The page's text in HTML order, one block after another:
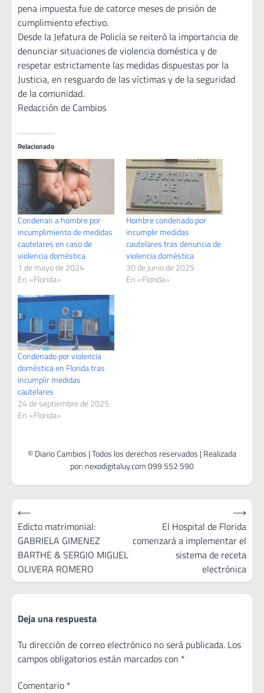
pena impuesta fue de catorce meses de prisión de
cumplimiento efectivo.
Desde la Jefatura de Policía se reiteró la importancia de
denunciar situaciones de violencia doméstica y de
respetar estrictamente las medidas dispuestas por la
Justicia, en resguardo de las víctimas y de la seguridad
de la comunidad.
Redacción de Cambios
Relacionado
Condenan a hombre por
incumplimiento de medidas
cautelares en caso de
violencia doméstica
1 de mayo de 2024
En «Florida»
Hombre condenado por
incumplir medidas
cautelares tras denuncia de
violencia doméstica
30 de junio de 2025
En «Florida»
Condenado por violencia
doméstica en Florida tras
incumplir medidas
cautelares
24 de septiembre de 2025
En «Florida»
Navegación
de
entradas
⟵
Edicto matrimonial:
GABRIELA GIMENEZ
BARTHE & SERGIO MIGUEL
OLIVERA ROMERO
El Hospital de Florida
comenzará a implementar el
sistema de receta
electrónica
⟶
Deja una respuesta
Tu dirección de correo electrónico no será publicada. Los
campos obligatorios están marcados con *
Comentario *